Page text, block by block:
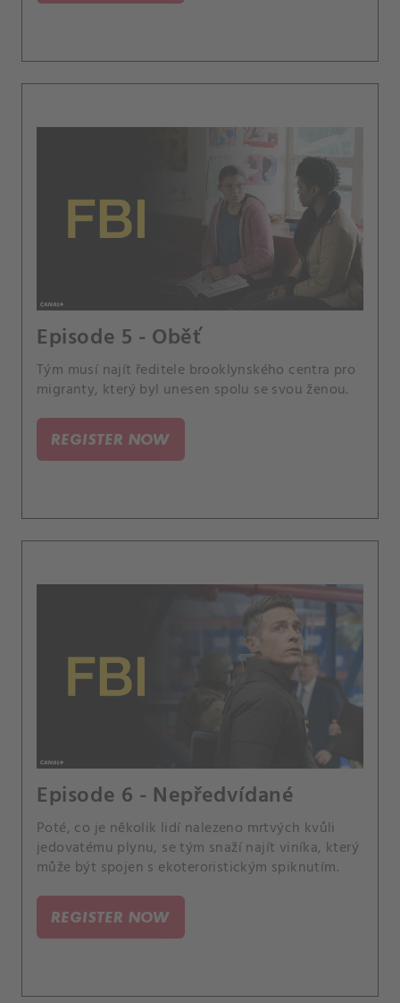
Episode 5 - Oběť
Tým musí najít ředitele brooklynského centra pro
migranty, který byl unesen spolu se svou ženou.
REGISTER NOW
Episode 6 - Nepředvídané
Poté, co je několik lidí nalezeno mrtvých kvůli
jedovatému plynu, se tým snaží najít viníka, který
může být spojen s ekoteroristickým spiknutím.
REGISTER NOW